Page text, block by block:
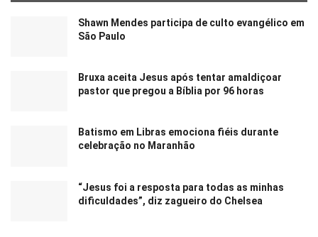
Shawn Mendes participa de culto evangélico em
São Paulo
Bruxa aceita Jesus após tentar amaldiçoar
pastor que pregou a Bíblia por 96 horas
Batismo em Libras emociona fiéis durante
celebração no Maranhão
“Jesus foi a resposta para todas as minhas
dificuldades”, diz zagueiro do Chelsea